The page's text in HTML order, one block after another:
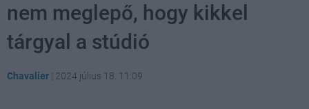
nem meglepő, hogy kikkel
tárgyal a stúdió
Chavalier | 2024 július 18. 11:09